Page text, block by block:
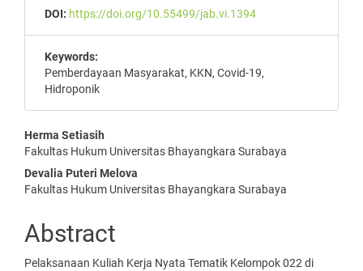
DOI: https://doi.org/10.55499/jab.vi.1394
Keywords:
Pemberdayaan Masyarakat, KKN, Covid-19,
Hidroponik
Main
Article
Content
Herma Setiasih
Fakultas Hukum Universitas Bhayangkara Surabaya
Devalia Puteri Melova
Fakultas Hukum Universitas Bhayangkara Surabaya
Abstract
Pelaksanaan Kuliah Kerja Nyata Tematik Kelompok 022 di